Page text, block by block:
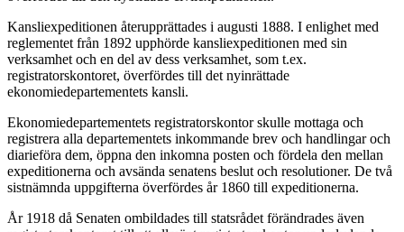
Kansliexpeditionen återupprättades i augusti 1888. I enlighet med
reglementet från 1892 upphörde kansliexpeditionen med sin
verksamhet och en del av dess verksamhet, som t.ex.
registratorskontoret, överfördes till det nyinrättade
ekonomiedepartementets kansli.
Ekonomiedepartementets registratorskontor skulle mottaga och
registrera alla departementets inkommande brev och handlingar och
diarieföra dem, öppna den inkomna posten och fördela den mellan
expeditionerna och avsända senatens beslut och resolutioner. De två
sistnämnda uppgifterna överfördes år 1860 till expeditionerna.
År 1918 då Senaten ombildades till statsrådet förändrades även